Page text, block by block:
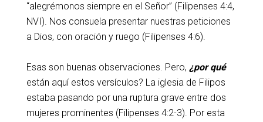
“alegrémonos siempre en el Señor” (Filipenses 4:4,
NVI). Nos consuela presentar nuestras peticiones
a Dios, con oración y ruego (Filipenses 4:6).
Esas son buenas observaciones. Pero, ¿por qué
están aquí estos versículos? La iglesia de Filipos
estaba pasando por una ruptura grave entre dos
mujeres prominentes (Filipenses 4:2-3). Por esta